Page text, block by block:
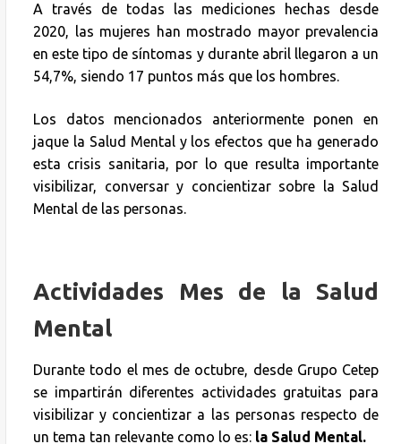
A través de todas las mediciones hechas desde
2020, las mujeres han mostrado mayor prevalencia
en este tipo de síntomas y durante abril llegaron a un
54,7%, siendo 17 puntos más que los hombres.
Los datos mencionados anteriormente ponen en
jaque la Salud Mental y los efectos que ha generado
esta crisis sanitaria, por lo que resulta importante
visibilizar, conversar y concientizar sobre la Salud
Mental de las personas.
Actividades Mes de la Salud
Mental
Durante todo el mes de octubre, desde Grupo Cetep
se impartirán diferentes actividades gratuitas para
visibilizar y concientizar a las personas respecto de
un tema tan relevante como lo es: la Salud Mental.